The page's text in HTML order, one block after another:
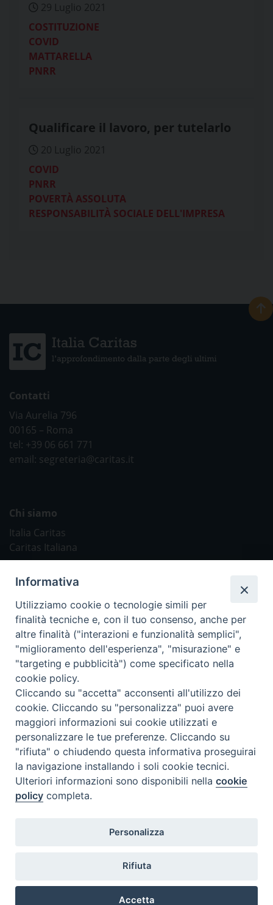
29 Luglio 2021
COSTITUZIONE
COVID
MATTARELLA
PNRR
Qualificare il lavoro, per tutelarlo
20 Luglio 2021
COVID
PNRR
POVERTÀ ASSOLUTA
RESPONSABILITÀ SOCIALE DELL'IMPRESA
Contatti
Via Aurelia 796
00165 – Roma
tel: +39 06 661 771
email: segreteria@caritas.it
Chi siamo
Italia Caritas
Caritas Italiana
Caritas Internationalis
TV 2000
Inblu 2000
Avvenire
Sir
Scarp de’ Tenis
Newsletter
ISCRIVITI ALLA NEWSLETTER
Informativa
Utilizziamo cookie o tecnologie simili per
finalità tecniche e, con il tuo consenso, anche per
altre finalità ("interazioni e funzionalità semplici",
"miglioramento dell'esperienza", "misurazione" e
"targeting e pubblicità") come specificato nella
cookie policy.
Cliccando su "accetta" acconsenti all'utilizzo dei
cookie. Cliccando su "personalizza" puoi avere
maggiori informazioni sui cookie utilizzati e
personalizzare le tue preferenze. Cliccando su
"rifiuta" o chiudendo questa informativa proseguirai
la navigazione installando i soli cookie tecnici.
Ulteriori informazioni sono disponibili nellacookie
policy completa.
Personalizza
Rifiuta
Accetta